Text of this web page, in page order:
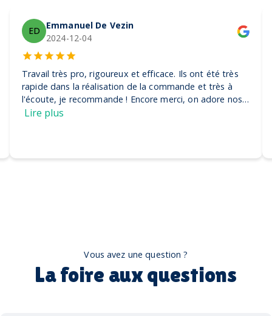
ED
Emmanuel De Vezin
2024-12-04
Travail très pro, rigoureux et efficace. Ils ont été très
rapide dans la réalisation de la commande et très à
l'écoute, je recommande ! Encore merci, on adore nos
casquettes
Lire plus
Vous avez une question ?
La foire aux questions